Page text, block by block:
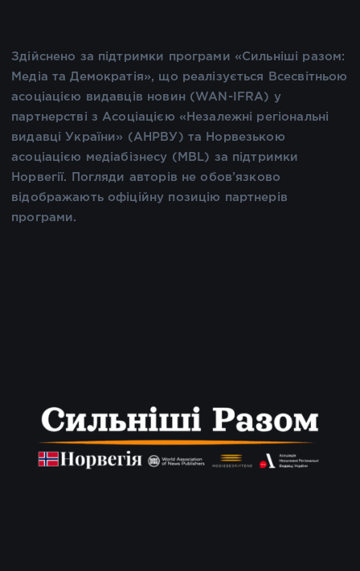
Здійснено за підтримки програми «Сильніші разом:
Медіа та Демократія», що реалізується Всесвітньою
асоціацією видавців новин (WAN-IFRA) у
партнерстві з Асоціацією «Незалежні регіональні
видавці України» (АНРВУ) та Норвезькою
асоціацією медіабізнесу (MBL) за підтримки
Норвегії. Погляди авторів не обов’язково
відображають офіційну позицію партнерів
програми.